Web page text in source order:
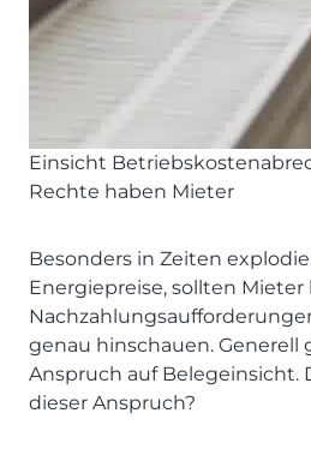
Einsicht
Rechte haben Mieter
Besonders in Zeiten
Energiepreise, sollten Mieter
genau hinschauen. Generell
Anspruch auf Belegeinsicht.
dieser Anspruch?